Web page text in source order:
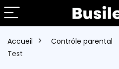
Accueil Contrôle parental
Test